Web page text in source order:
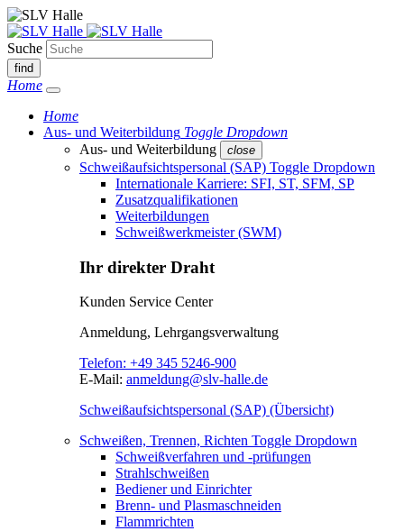
Suche
find
Home
Home
Aus- und Weiterbildung Toggle Dropdown
Aus- und Weiterbildung
close
Schweißaufsichtspersonal (SAP) Toggle Dropdown
Internationale Karriere: SFI, ST, SFM, SP
Zusatzqualifikationen
Weiterbildungen
Schweißwerkmeister (SWM)
Ihr direkter Draht
Kunden Service Center
Anmeldung, Lehrgangsverwaltung
Telefon: +49 345 5246-900
E-Mail: anmeldung@slv-halle.de
Schweißaufsichtspersonal (SAP) (Übersicht)
Schweißen, Trennen, Richten Toggle Dropdown
Schweißverfahren und -prüfungen
Strahlschweißen
Bediener und Einrichter
Brenn- und Plasmaschneiden
Flammrichten